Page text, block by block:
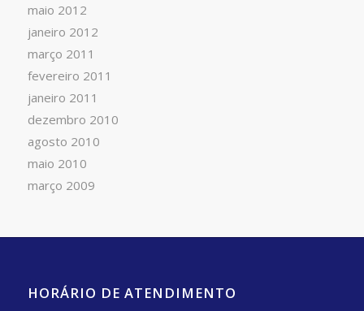
maio 2012
janeiro 2012
março 2011
fevereiro 2011
janeiro 2011
dezembro 2010
agosto 2010
maio 2010
março 2009
HORÁRIO DE ATENDIMENTO